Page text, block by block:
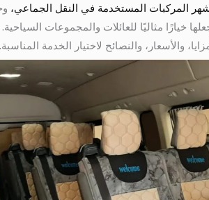
المركبات المستخدمة في النقل الجماعي،
مما يجعلها خيارًا مثاليًا للعائلات